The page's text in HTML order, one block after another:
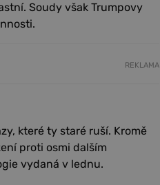
Soudy však Trumpovy
REKLAMA
které ty staré ruší. Kromě
proti osmi dalším
vydaná v lednu.